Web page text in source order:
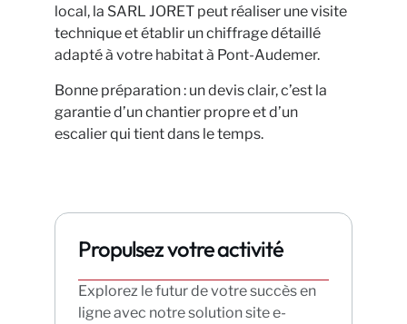
local, la SARL JORET peut réaliser une visite
technique et établir un chiffrage détaillé
adapté à votre habitat à Pont-Audemer.
Bonne préparation : un devis clair, c’est la
garantie d’un chantier propre et d’un
escalier qui tient dans le temps.
Propulsez votre activité
Explorez le futur de votre succès en
ligne avec notre solution site e-